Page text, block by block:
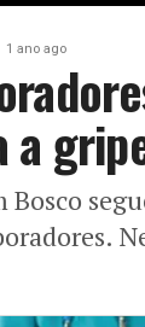
1 ano ago
a
Bosco